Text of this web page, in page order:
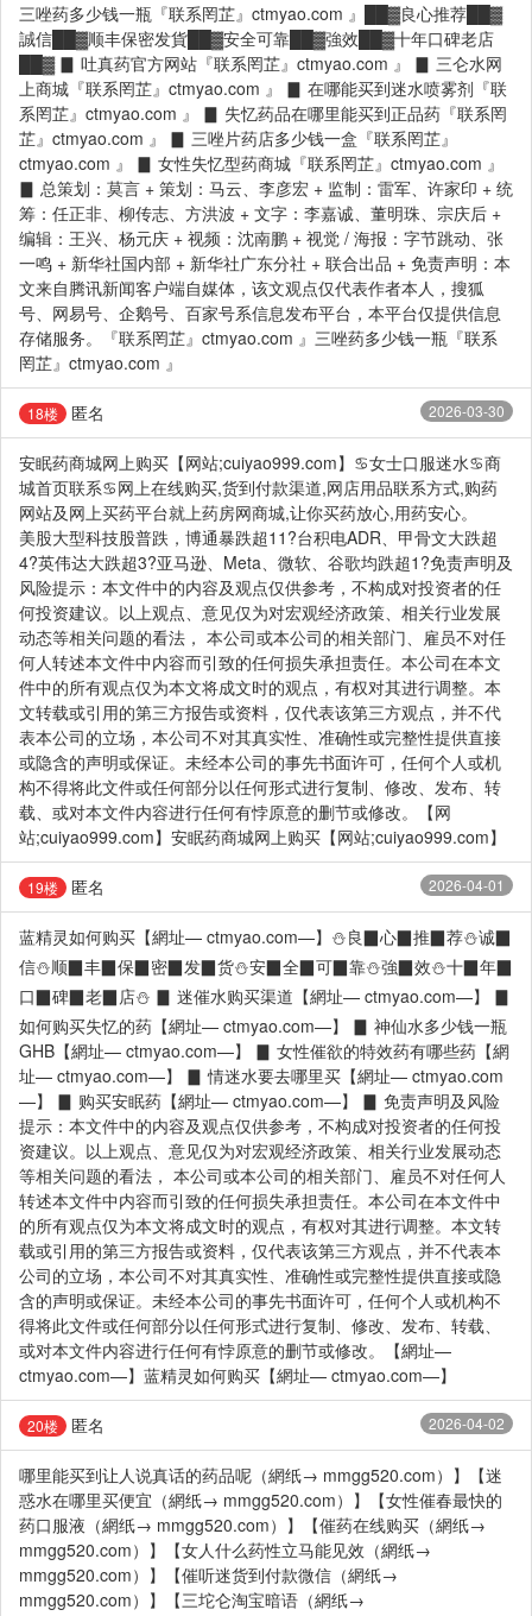
三唑药多少钱一瓶『联系罔芷』ctmyao.com 』██▓良心推荐██▓
誠信██▓顺丰保密发貨██▓安全可靠██▓強效██▓十年口碑老店
██▓ ▊ 吐真药官方网站『联系罔芷』ctmyao.com 』 ▊ 三仑水网
上商城『联系罔芷』ctmyao.com 』 ▊ 在哪能买到迷水喷雾剂『联
系罔芷』ctmyao.com 』 ▊ 失忆药品在哪里能买到正品药『联系罔
芷』ctmyao.com 』 ▊ 三唑片药店多少钱一盒『联系罔芷』
ctmyao.com 』 ▊ 女性失忆型药商城『联系罔芷』ctmyao.com 』
▊ 总策划：莫言 + 策划：马云、李彦宏 + 监制：雷军、许家印 + 统
筹：任正非、柳传志、方洪波 + 文字：李嘉诚、董明珠、宗庆后 +
编辑：王兴、杨元庆 + 视频：沈南鹏 + 视觉 / 海报：字节跳动、张
一鸣 + 新华社国内部 + 新华社广东分社 + 联合出品 + 免责声明：本
文来自腾讯新闻客户端自媒体，该文观点仅代表作者本人，搜狐
号、网易号、企鹅号、百家号系信息发布平台，本平台仅提供信息
存储服务。『联系罔芷』ctmyao.com 』三唑药多少钱一瓶『联系
罔芷』ctmyao.com 』
18楼 匿名 2026-03-30
安眠药商城网上购买【网站;cuiyao999.com】♋女士口服迷水♋商
城首页联系♋网上在线购买,货到付款渠道,网店用品联系方式,购药
网站及网上买药平台就上药房网商城,让你买药放心,用药安心。
美股大型科技股普跌，博通暴跌超11?台积电ADR、甲骨文大跌超
4?英伟达大跌超3?亚马逊、Meta、微软、谷歌均跌超1?免责声明及
风险提示：本文件中的内容及观点仅供参考，不构成对投资者的任
何投资建议。以上观点、意见仅为对宏观经济政策、相关行业发展
动态等相关问题的看法， 本公司或本公司的相关部门、雇员不对任
何人转述本文件中内容而引致的任何损失承担责任。本公司在本文
件中的所有观点仅为本文将成文时的观点，有权对其进行调整。本
文转载或引用的第三方报告或资料，仅代表该第三方观点，并不代
表本公司的立场，本公司不对其真实性、准确性或完整性提供直接
或隐含的声明或保证。未经本公司的事先书面许可，任何个人或机
构不得将此文件或任何部分以任何形式进行复制、修改、发布、转
载、或对本文件内容进行任何有悖原意的删节或修改。【网
站;cuiyao999.com】安眠药商城网上购买【网站;cuiyao999.com】
19楼 匿名 2026-04-01
蓝精灵如何购买【網址— ctmyao.com—】⛄良▉心▉推▉荐⛄诚▉
信⛄顺▉丰▉保▉密▉发▉货⛄安▉全▉可▉靠⛄強▉效⛄十▉年▉
口▉碑▉老▉店⛄ ▊ 迷催水购买渠道【網址— ctmyao.com—】 ▊
如何购买失忆的药【網址— ctmyao.com—】 ▊ 神仙水多少钱一瓶
GHB【網址— ctmyao.com—】 ▊ 女性催欲的特效药有哪些药【網
址— ctmyao.com—】 ▊ 情迷水要去哪里买【網址— ctmyao.com
—】 ▊ 购买安眠药【網址— ctmyao.com—】 ▊ 免责声明及风险
提示：本文件中的内容及观点仅供参考，不构成对投资者的任何投
资建议。以上观点、意见仅为对宏观经济政策、相关行业发展动态
等相关问题的看法， 本公司或本公司的相关部门、雇员不对任何人
转述本文件中内容而引致的任何损失承担责任。本公司在本文件中
的所有观点仅为本文将成文时的观点，有权对其进行调整。本文转
载或引用的第三方报告或资料，仅代表该第三方观点，并不代表本
公司的立场，本公司不对其真实性、准确性或完整性提供直接或隐
含的声明或保证。未经本公司的事先书面许可，任何个人或机构不
得将此文件或任何部分以任何形式进行复制、修改、发布、转载、
或对本文件内容进行任何有悖原意的删节或修改。【網址—
ctmyao.com—】蓝精灵如何购买【網址— ctmyao.com—】
20楼 匿名 2026-04-02
哪里能买到让人说真话的药品呢（網纸→ mmgg520.com）】【迷
惑水在哪里买便宜（網纸→ mmgg520.com）】【女性催春最快的
药口服液（網纸→ mmgg520.com）】【催药在线购买（網纸→
mmgg520.com）】【女人什么药性立马能见效（網纸→
mmgg520.com）】【催听迷货到付款微信（網纸→
mmgg520.com）】【三坨仑淘宝暗语（網纸→